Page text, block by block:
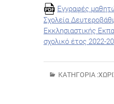
Εγγραφές
Σχολεία
Εκκλησιαστικής
σχολικό έτος 2022-
ΚΑΤΗΓΟΡΊΑ :